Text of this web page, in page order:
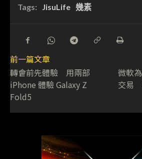
Tags: JisuLife 幾素
前一篇文章
轉會前先體驗 用兩部
iPhone 體驗 Galaxy Z
Fold5
微軟
交易